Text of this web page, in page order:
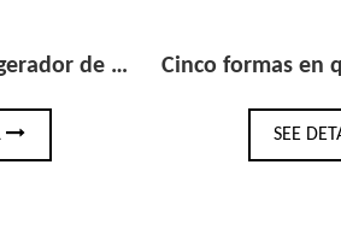
Cinco formas en que un congelador con puerta de vidrio puede aumentar las compras impulsivas en el comercio minorista